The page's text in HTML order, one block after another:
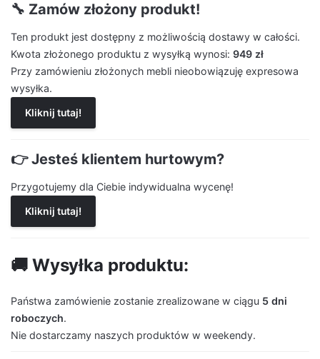
🔧 Zamów złożony produkt!
Ten produkt jest dostępny z możliwością dostawy w całości.
Kwota złożonego produktu z wysyłką wynosi: 949 zł
Przy zamówieniu złożonych mebli nieobowiązuję expresowa
wysyłka.
Kliknij tutaj!
👉 Jesteś klientem hurtowym?
Przygotujemy dla Ciebie indywidualna wycenę!
Kliknij tutaj!
🚚 Wysyłka produktu:
Państwa zamówienie zostanie zrealizowane w ciągu 5 dni
roboczych.
Nie dostarczamy naszych produktów w weekendy.